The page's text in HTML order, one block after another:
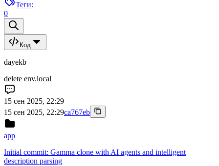
Теги:
0
Код
dayekb
delete env.local
15 сен 2025, 22:29
15 сен 2025, 22:29ca767eb
app
Initial commit: Gamma clone with AI agents and intelligent
description parsing